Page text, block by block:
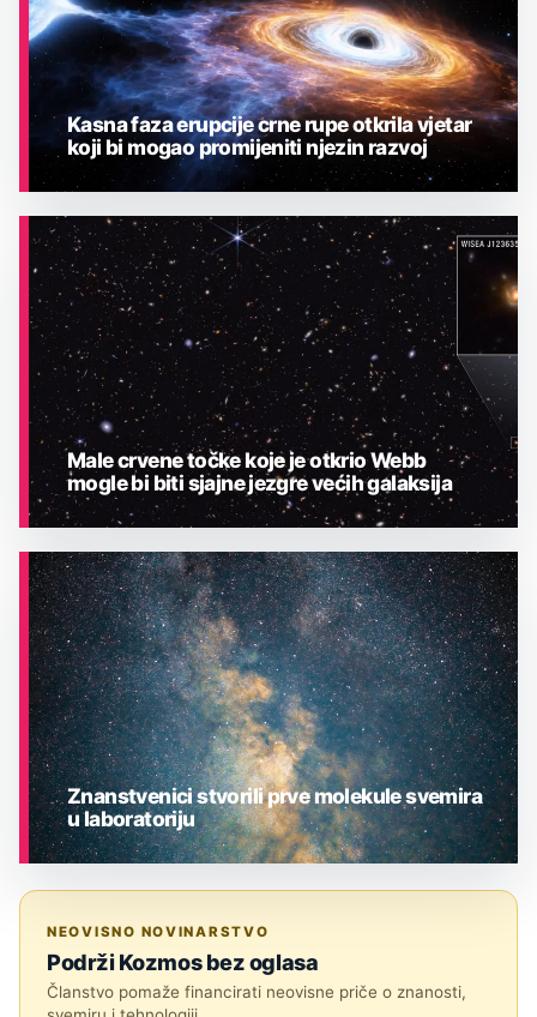
ASTRONOMIJA
Kasna faza erupcije crne rupe otkrila vjetar
koji bi mogao promijeniti njezin razvoj
ASTRONOMIJA
Male crvene točke koje je otkrio Webb
mogle bi biti sjajne jezgre većih galaksija
Znanstvenici stvorili prve molekule svemira
u laboratoriju
NEOVISNO NOVINARSTVO
Podrži Kozmos bez oglasa
Članstvo pomaže financirati neovisne priče o znanosti,